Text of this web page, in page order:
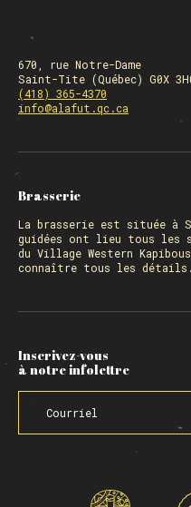
670, rue Notre-Dame
Saint-Tite (Québec) G0X
(418) 365-4370
info@alafut.qc.ca
Brasserie
La brasserie est située à
guidées ont lieu tous les
du Village Western
connaître tous les détails.
Inscrivez-vous
à notre infolettre